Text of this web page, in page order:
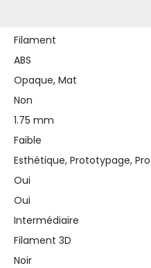
Filament
ABS
Opaque, Mat
Non
1.75 mm
Faible
Esthétique, Prototypage,
Oui
Oui
Intermédiaire
Filament 3D
Noir